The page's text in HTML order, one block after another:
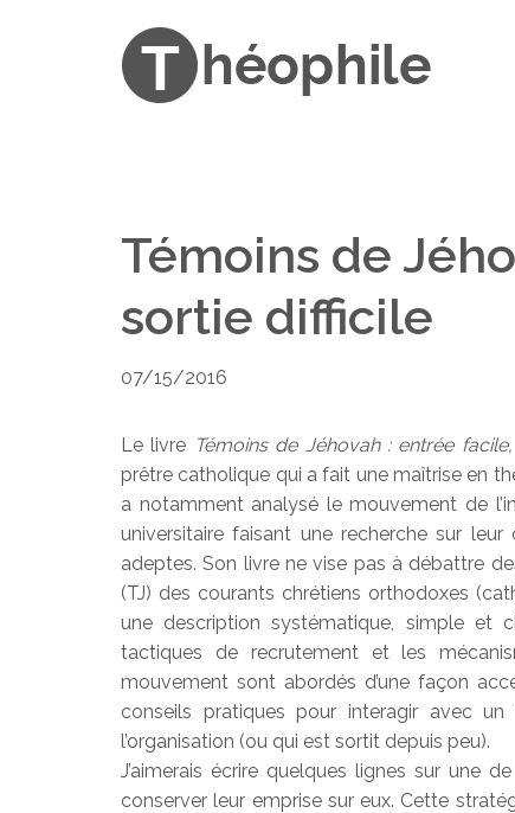
Témoins de
sortie difficile
07/15/2016
Le livre Témoins de Jéhovah : entrée
prêtre catholique qui a fait une maîtrise en
a notamment analysé le mouvement de
universitaire faisant une recherche sur
adeptes. Son livre ne vise pas à débattre
(TJ) des courants chrétiens orthodoxes
une description systématique, simple et
tactiques de recrutement et les
mouvement sont abordés d’une façon
conseils pratiques pour interagir avec
l’organisation (ou qui est sortit depuis peu).
J’aimerais écrire quelques lignes sur une
conserver leur emprise sur eux. Cette